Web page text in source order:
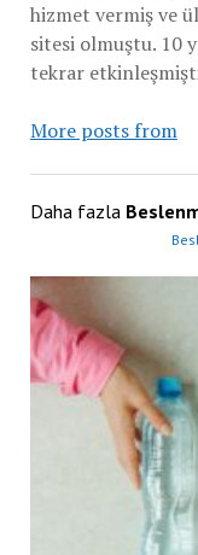
hizmet vermiş ve
sitesi olmuştu. 10
tekrar
More posts from
Daha fazla